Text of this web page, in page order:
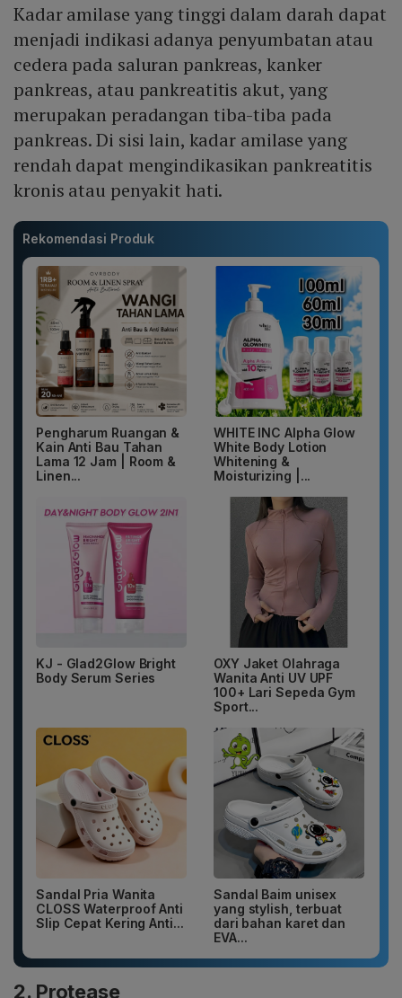
Kadar amilase yang tinggi dalam darah dapat
menjadi indikasi adanya penyumbatan atau
cedera pada saluran pankreas, kanker
pankreas, atau pankreatitis akut, yang
merupakan peradangan tiba-tiba pada
pankreas. Di sisi lain, kadar amilase yang
rendah dapat mengindikasikan pankreatitis
kronis atau penyakit hati.
Rekomendasi Produk
Pengharum Ruangan &
Kain Anti Bau Tahan
Lama 12 Jam | Room &
Linen...
WHITE INC Alpha Glow
White Body Lotion
Whitening &
Moisturizing |...
KJ - Glad2Glow Bright
Body Serum Series
OXY Jaket Olahraga
Wanita Anti UV UPF
100+ Lari Sepeda Gym
Sport...
Sandal Pria Wanita
CLOSS Waterproof Anti
Slip Cepat Kering Anti...
Sandal Baim unisex
yang stylish, terbuat
dari bahan karet dan
EVA...
2. Protease